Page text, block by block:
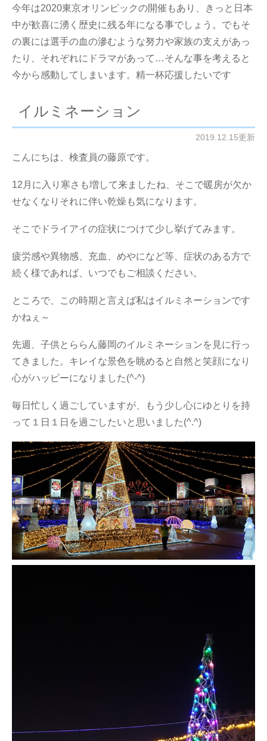
今年は2020東京オリンピックの開催もあり、きっと日本
中が歓喜に湧く歴史に残る年になる事でしょう。でもそ
の裏には選手の血の滲むような努力や家族の支えがあっ
たり、それぞれにドラマがあって…そんな事を考えると
今から感動してしまいます。精一杯応援したいです
イルミネーション
2019.12.15更新
こんにちは、検査員の藤原です。
12月に入り寒さも増して来ましたね、そこで暖房が欠か
せなくなりそれに伴い乾燥も気になります。
そこでドライアイの症状につけて少し挙げてみます。
疲労感や異物感、充血、めやになど等、症状のある方で
続く様であれば、いつでもご相談ください。
ところで、この時期と言えば私はイルミネーションです
かねぇ～
先週、子供とららん藤岡のイルミネーションを見に行っ
てきました。キレイな景色を眺めると自然と笑顔になり
心がハッピーになりました(^-^)
毎日忙しく過ごしていますが、もう少し心にゆとりを持
って１日１日を過ごしたいと思いました(^.^)